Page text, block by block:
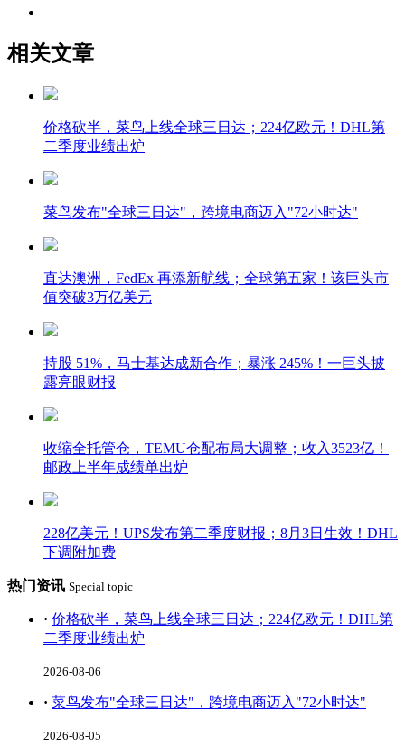
相关文章
价格砍半，菜鸟上线全球三日达；224亿欧元！DHL第
二季度业绩出炉
菜鸟发布"全球三日达"，跨境电商迈入"72小时达"
直达澳洲，FedEx 再添新航线；全球第五家！该巨头市
值突破3万亿美元
持股 51%，马士基达成新合作；暴涨 245%！一巨头披
露亮眼财报
收缩全托管仓，TEMU仓配布局大调整；收入3523亿！
邮政上半年成绩单出炉
228亿美元！UPS发布第二季度财报；8月3日生效！DHL
下调附加费
热门资讯 Special topic
· 价格砍半，菜鸟上线全球三日达；224亿欧元！DHL第
二季度业绩出炉
2026-08-06
· 菜鸟发布"全球三日达"，跨境电商迈入"72小时达"
2026-08-05